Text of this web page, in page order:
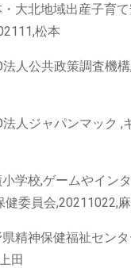
大北地域出産子育て
松本
法人公共政策調査機
法人ジャパンマック
学校,ゲームやイン
健委員会,20211022,
精神保健福祉セン
田